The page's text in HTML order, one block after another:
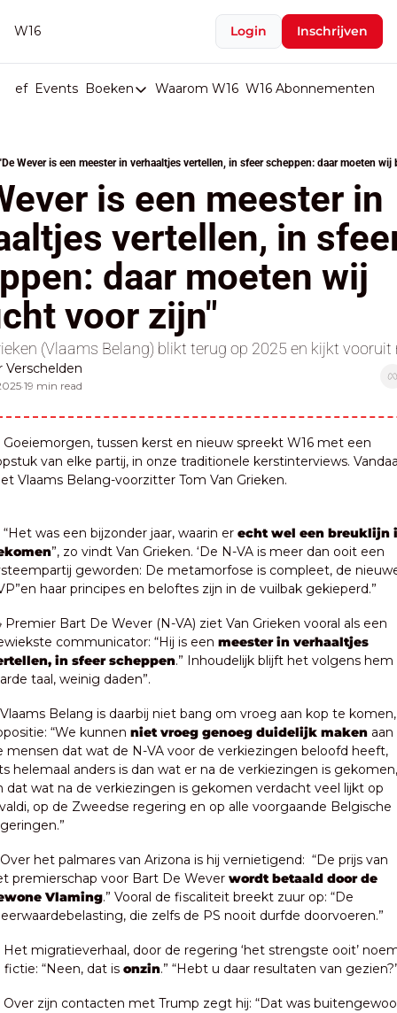
W16 Login Inschrijven
Events Boeken
Boeken
Boeken
Stop de Persen
Het Merk België
De Doodgravers van België
Bpost Hold-up
Waarom W16 W16 Abonnementen
Wever is een meester in verhaaltjes vertellen, in sfeer scheppen: daar moeten
is een meester in
vertellen, in
daar moeten wij
voor zijn"
(Vlaams Belang) blikt terug op 2025 en kijkt vooruit
Verschelden
•19 min read
Goeiemorgen, tussen kerst en nieuw spreekt W16 met een
van elke partij, in onze traditionele kerstinterviews.
Vlaams Belang-voorzitter Tom Van Grieken.
“Het was een bijzonder jaar, waarin er echt wel een breuklijn
”, zo vindt Van Grieken. ‘De N-VA is meer dan ooit een
geworden: De metamorfose is compleet, de
haar principes en beloftes zijn in de vuilbak gekieperd.”
Premier Bart De Wever (N-VA) ziet Van Grieken vooral als een
communicator: “Hij is een meester in verhaaltjes
in sfeer scheppen.” Inhoudelijk blijft het volgens hem
taal, weinig daden”.
Vlaams Belang is daarbij niet bang om vroeg aan kop te
“We kunnen niet vroeg genoeg duidelijk maken aan
mensen dat wat de N-VA voor de verkiezingen beloofd heeft,
helemaal anders is dan wat er na de verkiezingen is gekomen,
dat wat na de verkiezingen is gekomen verdacht veel lijkt op
op de Zweedse regering en op alle voorgaande Belgische
Over het palmares van Arizona is hij vernietigend:  “De prijs van
premierschap voor Bart De Wever wordt betaald door de
Vlaming.” Vooral de fiscaliteit breekt zuur op: “De
die zelfs de PS nooit durfde doorvoeren.”
Het migratieverhaal, door de regering ‘het strengste ooit’
fictie: “Neen, dat is onzin.” “Hebt u daar resultaten van
Over zijn contacten met Trump zegt hij: “Dat was